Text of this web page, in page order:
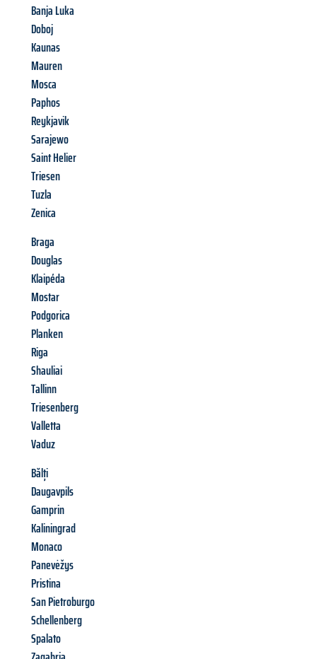
Banja Luka
Doboj
Kaunas
Mauren
Mosca
Paphos
Reykjavik
Sarajewo
Saint Helier
Triesen
Tuzla
Zenica
Braga
Douglas
Klaipéda
Mostar
Podgorica
Planken
Riga
Shauliai
Tallinn
Triesenberg
Valletta
Vaduz
Bălți
Daugavpils
Gamprin
Kaliningrad
Monaco
Panevėžys
Pristina
San Pietroburgo
Schellenberg
Spalato